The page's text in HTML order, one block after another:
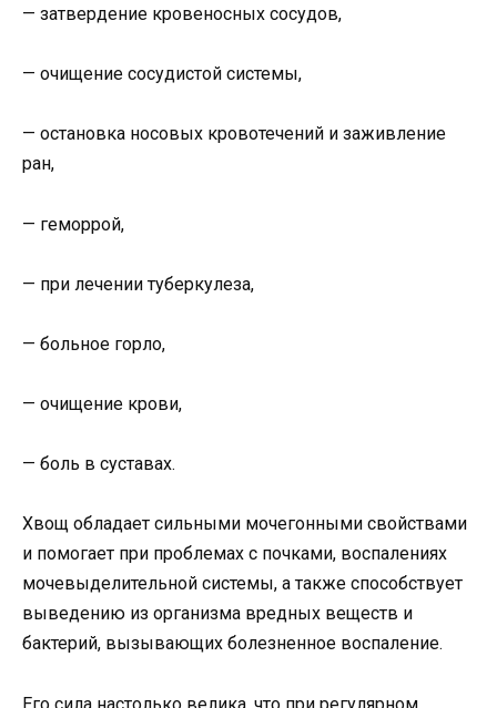
— затвердение кровеносных сосудов,
— очищение сосудистой системы,
— остановка носовых кровотечений и заживление
ран,
— геморрой,
— при лечении туберкулеза,
— больное горло,
— очищение крови,
— боль в суставах.
Хвощ обладает сильными мочегонными свойствами
и помогает при проблемах с почками, воспалениях
мочевыделительной системы, а также способствует
выведению из организма вредных веществ и
бактерий, вызывающих болезненное воспаление.
Его сила настолько велика, что при регулярном